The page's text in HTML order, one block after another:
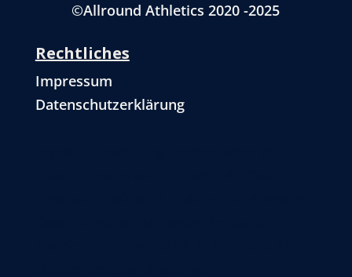
©Allround Athletics 2020 -2025
Rechtliches
Impressum
Datenschutzerklärung